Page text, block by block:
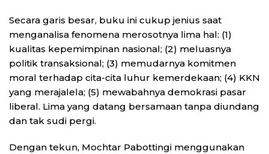
Secara garis besar, buku ini cukup jenius saat
menganalisa fenomena merosotnya lima hal: (1)
kualitas kepemimpinan nasional; (2) meluasnya
politik transaksional; (3) memudarnya komitmen
moral terhadap cita-cita luhur kemerdekaan; (4) KKN
yang merajalela; (5) mewabahnya demokrasi pasar
liberal. Lima yang datang bersamaan tanpa diundang
dan tak sudi pergi.
Dengan tekun, Mochtar Pabottingi menggunakan